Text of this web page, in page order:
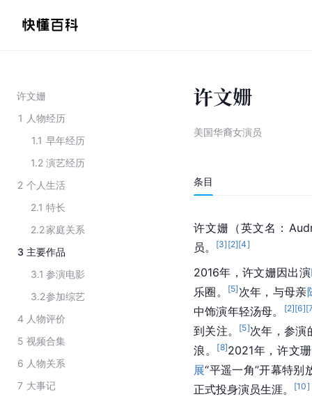
许文姗
1 人物经历
1.1 早年经历
1.2 演艺经历
2 个人生活
2.1 特长
2.2家庭关系
3 主要作品
3.1 参演电影
3.2参加综艺
4 人物评价
5 视频合集
6 人物关系
7 大事记
许文姗
美国华裔女演员
条目
许文姗（英文名：
员。
[3] [2][4]
2016年，许文姗因出演
乐圈。
[5] 次年，与母亲
中饰演年轻汤母。
[2][6][
到关注。 [5]次年，参演
浪。
[8]2021年，许文
展“平遥一角”开幕特别
正式投身演员生涯。
[10]